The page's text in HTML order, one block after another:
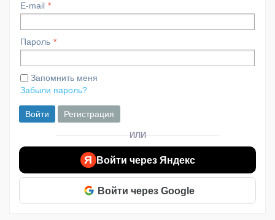
E-mail
Пароль
Запомнить меня
Забыли пароль?
Войти Регистрация
ИЛИ
Я Войти через Яндекс
Войти через Google